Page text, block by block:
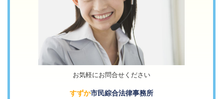
お気軽にお問合せください
すずか市民綜合法律事務所